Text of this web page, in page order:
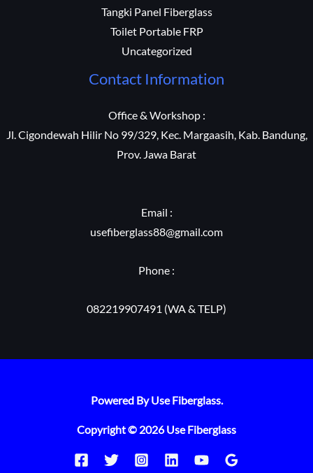
Tangki Panel Fiberglass
Toilet Portable FRP
Uncategorized
Contact Information
Office & Workshop :
Jl. Cigondewah Hilir No 99/329, Kec. Margaasih, Kab. Bandung,
Prov. Jawa Barat
Email :
usefiberglass88@gmail.com
Phone :
082219907491 (WA & TELP)
Powered By Use Fiberglass.
Copyright © 2026 Use Fiberglass